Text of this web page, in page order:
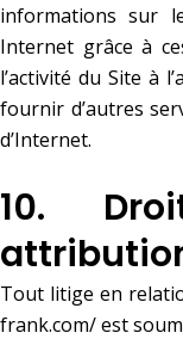
informations sur
Internet grâce à
l’activité du Site à
fournir d’autres
d’Internet.
10.
Tout litige en
frank.com/est